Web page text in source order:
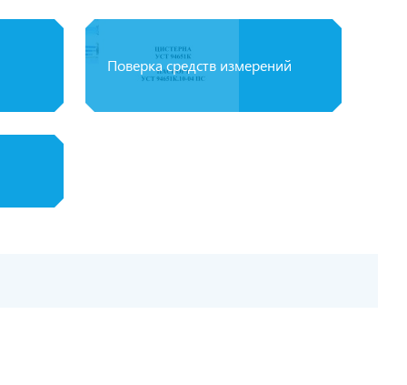
Поверка средств измерений